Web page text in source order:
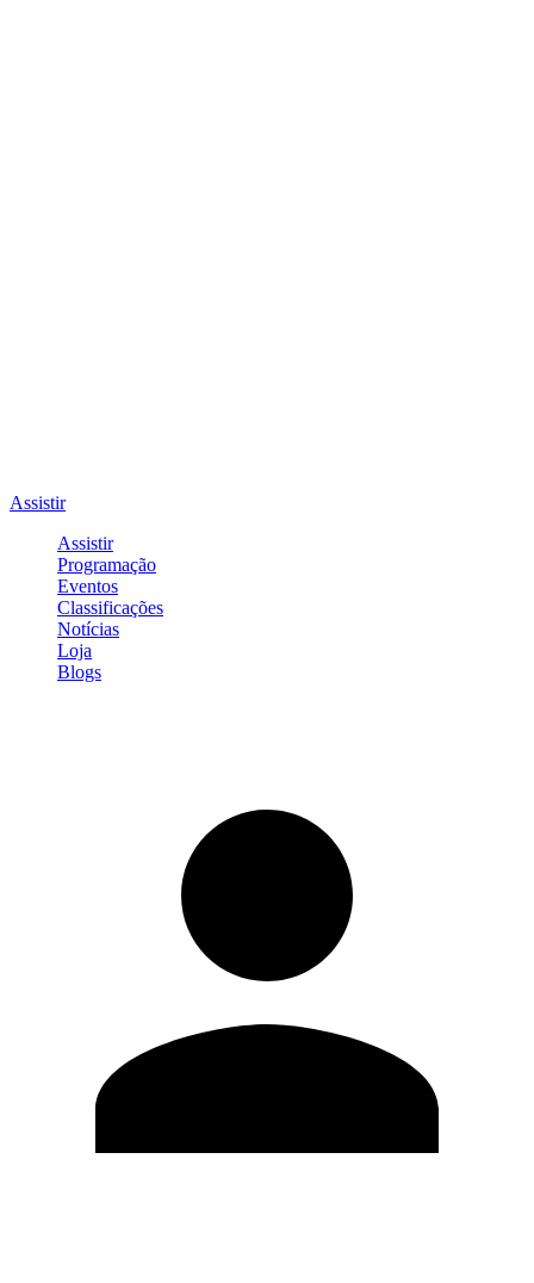
Assistir
Assistir
Programação
Eventos
Classificações
Notícias
Loja
Blogs